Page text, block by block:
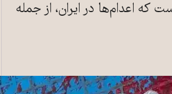
که اعدام‌ها در ایران، از جمله